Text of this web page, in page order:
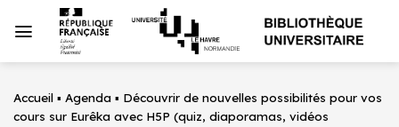
au
Accueil ▪ Agenda ▪ Découvrir de nouvelles possibilités pour vos
cours sur Eurêka avec H5P (quiz, diaporamas, vidéos